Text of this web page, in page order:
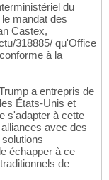
du
mandat des
Castex,
318885/ qu'Office
à la
a entrepris de
États-Unis et
s'adapter à cette
avec des
échapper à ce
de